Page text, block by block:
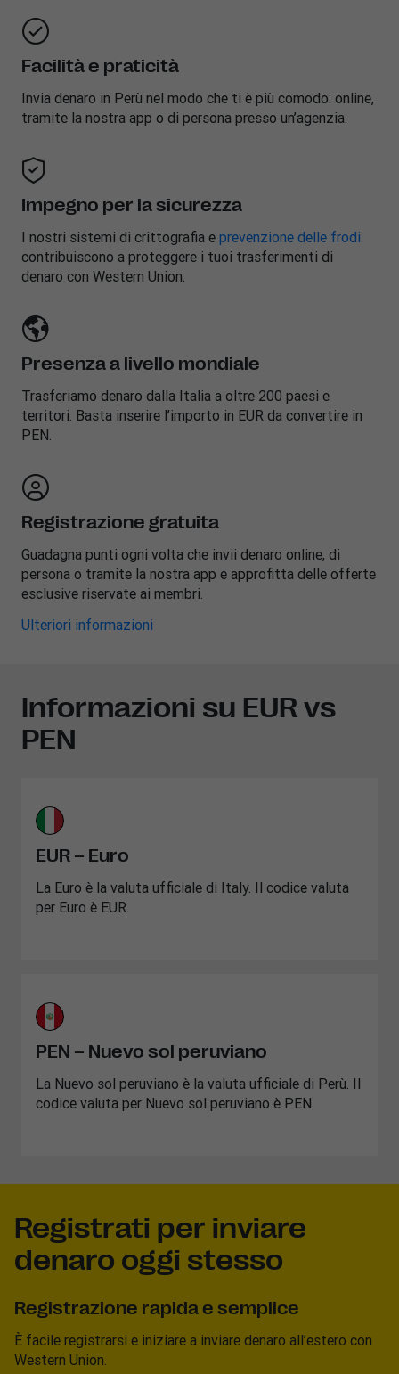
Facilità e praticità
Invia denaro in Perù nel modo che ti è più comodo: online,
tramite la nostra app o di persona presso un’agenzia.
Impegno per la sicurezza
I nostri sistemi di crittografia e prevenzione delle frodi
contribuiscono a proteggere i tuoi trasferimenti di
denaro con Western Union.
Presenza a livello mondiale
Trasferiamo denaro dalla Italia a oltre 200 paesi e
territori. Basta inserire l’importo in EUR da convertire in
PEN.
Registrazione gratuita
Guadagna punti ogni volta che invii denaro online, di
persona o tramite la nostra app e approfitta delle offerte
esclusive riservate ai membri.
Ulteriori informazioni
Informazioni su EUR vs
PEN
EUR – Euro
La Euro è la valuta ufficiale di Italy. Il codice valuta
per Euro è EUR.
PEN – Nuevo sol peruviano
La Nuevo sol peruviano è la valuta ufficiale di Perù. Il
codice valuta per Nuevo sol peruviano è PEN.
Registrati per inviare
denaro oggi stesso
Registrazione rapida e semplice
È facile registrarsi e iniziare a inviare denaro all’estero con
Western Union.